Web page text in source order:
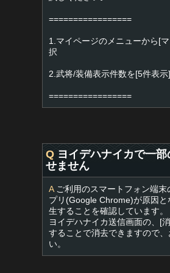
=================
1.マイページのメニューから[
択
2.武将/装備表示件数を[5件表示
=================
Q ヨイデハナイカで一
せません
Aご利用のスマートフォン端末
プリ(Google Chrome)が原因と
生することを確認しています。
ヨイデハナイカ送信画面の、[
することで消去できますので、
い。